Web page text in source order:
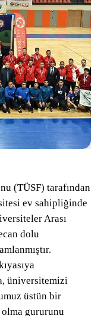
(TÜSF) tarafından
ev sahipliğinde
Arası
dolu
üniversitemizi
üstün bir
olma gururunu